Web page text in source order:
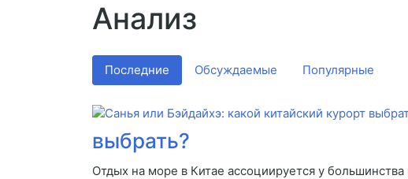
Анализ
Последние Обсуждаемые Популярные
выбрать?
Отдых на море в Китае ассоциируется у